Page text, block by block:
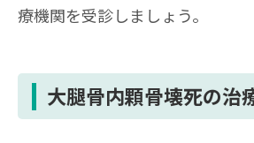
療機関を受診しましょう。
大腿骨内顆骨壊死の治